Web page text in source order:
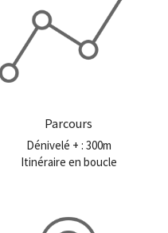
Parcours
Dénivelé + : 300m
Itinéraire en boucle